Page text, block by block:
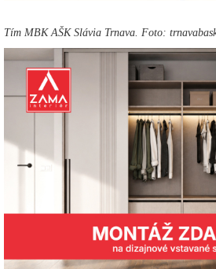
Tím MBK AŠK Slávia Trnava. Foto: